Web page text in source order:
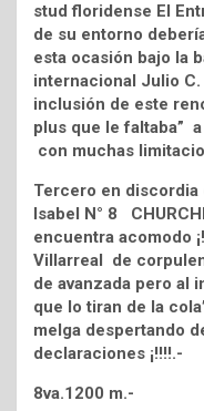
stud floridense El
de su entorno
esta ocasión bajo la
internacional Julio
inclusión de este
plus que le faltaba”
con muchas
Tercero en discordia
Isabel N° 8
encuentra acomodo
Villarreal de
de avanzada pero al
que lo tiran de la
melga despertando
declaraciones ¡!!!!.-
8va.1200 m.-